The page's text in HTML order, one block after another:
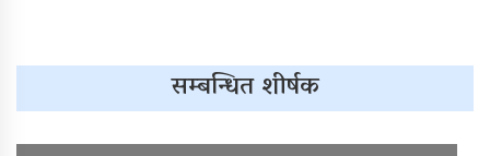
सम्बन्धित शीर्षक